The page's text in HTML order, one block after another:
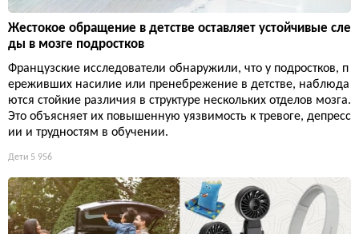
Жестокое обращение в детстве оставляет устойчивые сле
ды в мозге подростков
Французские исследователи обнаружили, что у подростков, п
ереживших насилие или пренебрежение в детстве, наблюда
ются стойкие различия в структуре нескольких отделов мозга.
Это объясняет их повышенную уязвимость к тревоге, депресс
ии и трудностям в обучении.
Дети 5 956